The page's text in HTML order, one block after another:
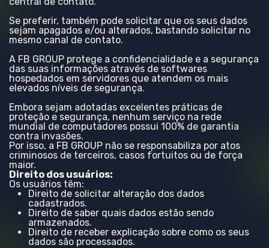
Se preferir, também pode solicitar que os seus dados
sejam apagados e/ou alterados, bastando solicitar no
mesmo canal de contato.
A FB GROUP protege a confidencialidade e a segurança
das suas informações através de softwares
hospedados em servidores que atendem os mais
elevados níveis de segurança.
Embora sejam adotadas excelentes práticas de
proteção e segurança, nenhum serviço na rede
mundial de computadores possui 100% de garantia
contra invasões.
Por isso, a FB GROUP não se responsabiliza por atos
criminosos de terceiros, casos fortuitos ou de força
maior.
Direito dos usuários:
Os usuários têm:
Direito de solicitar alteração dos dados
cadastrados.
Direito de saber quais dados estão sendo
armazenados.
Direito de receber explicação sobre como os seus
dados são processados.